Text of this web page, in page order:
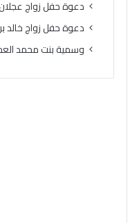
دعوة حفل زواج
دعوة حفل زواج خالد
وسمية بنت محمد